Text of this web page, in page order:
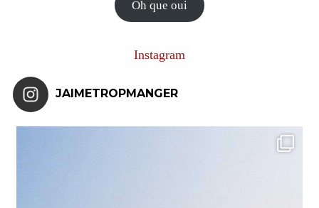
Oh que oui
Instagram
JAIMETROPMANGER